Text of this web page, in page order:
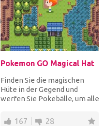
Pokemon GO Magical Hat
Finden Sie die magischen
Hüte in der Gegend und
werfen Sie Pokebälle, um alle
167 28